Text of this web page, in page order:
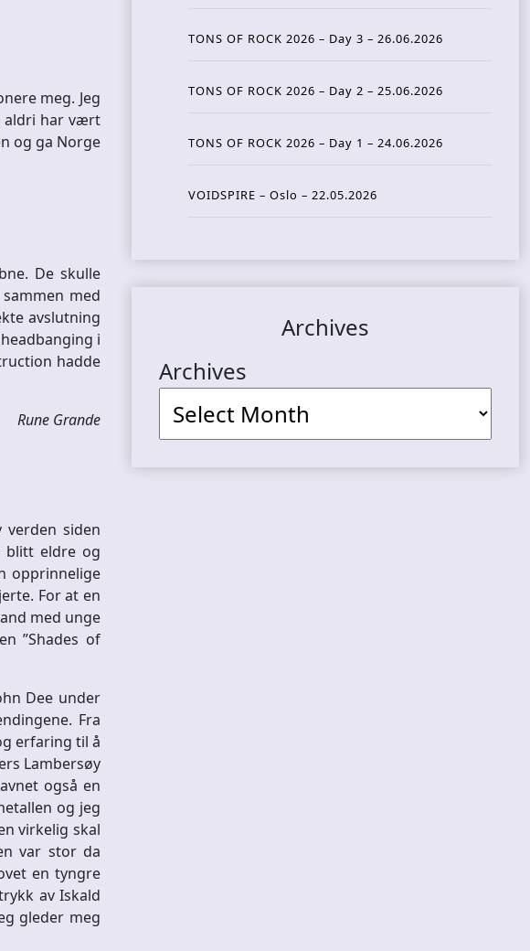
meg. Jeg
aldri har vært
og ga Norge
De skulle
med
avslutning
i
hadde
Rune Grande
siden
blitt eldre og
opprinnelige
For at en
med unge
”Shades of
Dee under
Fra
erfaring til å
Lambersøy
også en
og jeg
virkelig skal
var stor da
en tyngre
av Iskald
gleder meg
TONS OF ROCK 2026 – Day 3 – 26.06.2026
TONS OF ROCK 2026 – Day 2 – 25.06.2026
TONS OF ROCK 2026 – Day 1 – 24.06.2026
VOIDSPIRE – Oslo – 22.05.2026
Archives
Archives